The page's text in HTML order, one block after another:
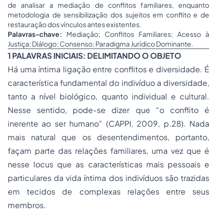
de analisar a mediação de conflitos familiares, enquanto
metodologia de sensibilização dos sujeitos em conflito e de
restauração dos vínculos antes existentes.
Palavras-chave: Mediação; Conflitos Familiares; Acesso à
Justiça; Diálogo; Consenso; Paradigma Jurídico Dominante.
1 PALAVRAS INICIAIS: DELIMITANDO O OBJETO
Há uma íntima ligação entre conflitos e diversidade. É
característica fundamental do indivíduo a diversidade,
tanto a nível biológico, quanto individual e cultural.
Nesse sentido, pode-se dizer que “o conflito é
inerente ao ser humano” (CAPPI, 2009, p.28). Nada
mais natural que os desentendimentos, portanto,
façam parte das relações familiares, uma vez que é
nesse locus que as características mais pessoais e
particulares da vida íntima dos indivíduos são trazidas
em tecidos de complexas relações entre seus
membros.